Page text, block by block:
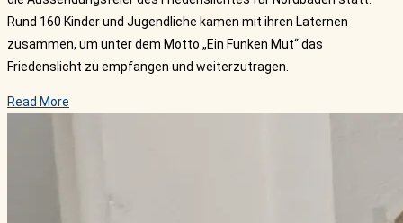
Rund 160 Kinder und Jugendliche kamen mit ihren Laternen
zusammen, um unter dem Motto „Ein Funken Mut“ das
Friedenslicht zu empfangen und weiterzutragen.
Read More